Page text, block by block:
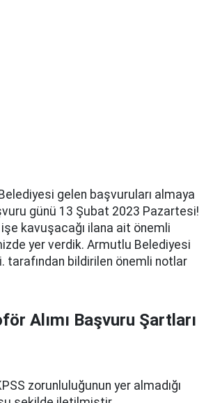
gelen başvuruları almaya
günü 13 Şubat 2023 Pazartesi!
işe kavuşacağı ilana ait önemli
yer verdik. Armutlu Belediyesi
tarafından bildirilen önemli notlar
Alımı Başvuru Şartları
zorunluluğunun yer almadığı